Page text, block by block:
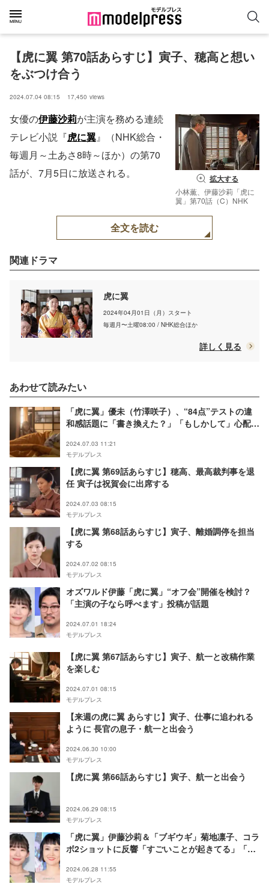
【虎に翼 第70話あらすじ】寅子、穂高と想い
をぶつけ合う
2024.07.04 08:15 17,450 views
拡大する
小林薫、伊藤沙莉「虎に
翼」第70話（C）NHK
女優の伊藤沙莉が主演を務める連続
テレビ小説『虎に翼』（NHK総合・
毎週月～土あさ8時～ほか）の第70
話が、7月5日に放送される。
全文を読む
関連ドラマ
虎に翼
2024年04月01日（月）スタート
毎週月〜土曜08:00 / NHK総合ほか
詳しく見る
あわせて読みたい
「虎に翼」優未（竹澤咲子）、“84点”テストの違
和感話題に「書き換えた？」「もしかして」心配の
2024.07.03 11:21
モデルプレス
【虎に翼 第69話あらすじ】穂高、最高裁判事を退
任 寅子は祝賀会に出席する
2024.07.03 08:15
モデルプレス
【虎に翼 第68話あらすじ】寅子、離婚調停を担当
する
2024.07.02 08:15
モデルプレス
オズワルド伊藤「虎に翼」“オフ会”開催を検討？
「主演の子なら呼べます」投稿が話題
2024.07.01 18:24
モデルプレス
【虎に翼 第67話あらすじ】寅子、航一と改稿作業
を楽しむ
2024.07.01 08:15
モデルプレス
【来週の虎に翼 あらすじ】寅子、仕事に追われる
ように 長官の息子・航一と出会う
2024.06.30 10:00
モデルプレス
【虎に翼 第66話あらすじ】寅子、航一と出会う
2024.06.29 08:15
モデルプレス
「虎に翼」伊藤沙莉＆「ブギウギ」菊地凛子、コラ
ボ2ショットに反響「すごいことが起きてる」「胸
2024.06.28 11:55
モデルプレス